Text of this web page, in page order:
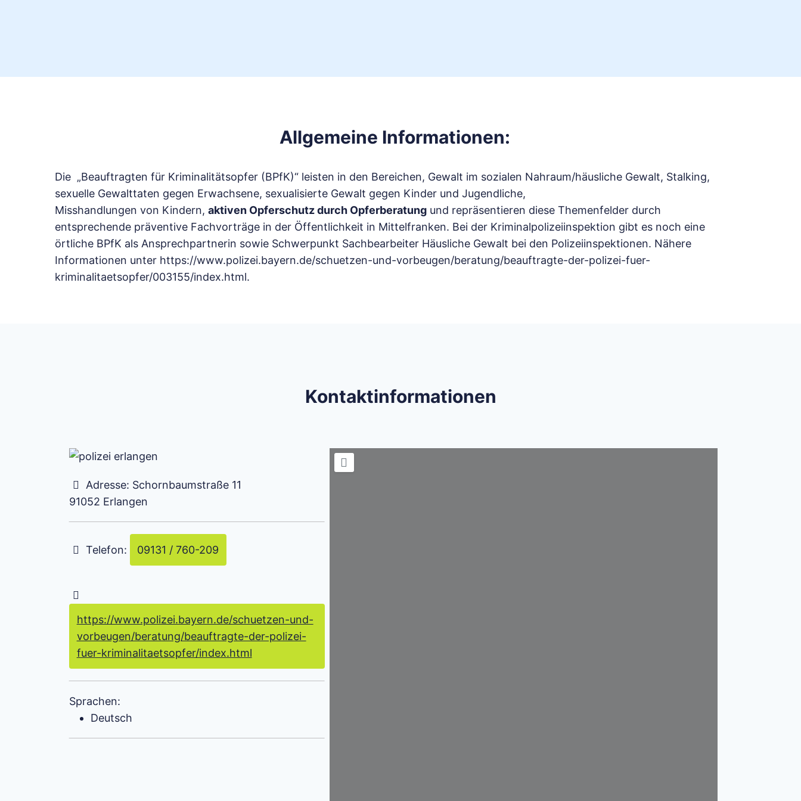
Allgemeine Informationen:
Die „Beauftragten für Kriminalitätsopfer (BPfK)“ leisten in den Bereichen, Gewalt im sozialen Nahraum/häusliche Gewalt, Stalking,
sexuelle Gewalttaten gegen Erwachsene, sexualisierte Gewalt gegen Kinder und Jugendliche,
Misshandlungen von Kindern, aktiven Opferschutz durch Opferberatung und repräsentieren diese Themenfelder durch
entsprechende präventive Fachvorträge in der Öffentlichkeit in Mittelfranken. Bei der Kriminalpolizeiinspektion gibt es noch eine
örtliche BPfK als Ansprechpartnerin sowie Schwerpunkt Sachbearbeiter Häusliche Gewalt bei den Polizeiinspektionen. Nähere
Informationen unter https://www.polizei.bayern.de/schuetzen-und-vorbeugen/beratung/beauftragte-der-polizei-fuer-
kriminalitaetsopfer/003155/index.html.
Kontaktinformationen
Adresse: Schornbaumstraße 11
91052 Erlangen
Telefon: 09131 / 760-209
https://www.polizei.bayern.de/schuetzen-und-
vorbeugen/beratung/beauftragte-der-polizei-
fuer-kriminalitaetsopfer/index.html
Sprachen:
Deutsch